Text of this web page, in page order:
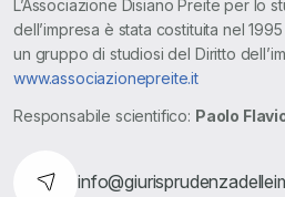
L’Associazione Disiano Preite per lo
dell’impresa è stata costituita nel
un gruppo di studiosi del Diritto
www.associazionepreite.it
Responsabile scientifico: Paolo